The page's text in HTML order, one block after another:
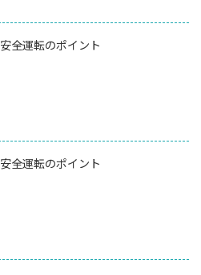
安全運転のポイント
安全運転のポイント